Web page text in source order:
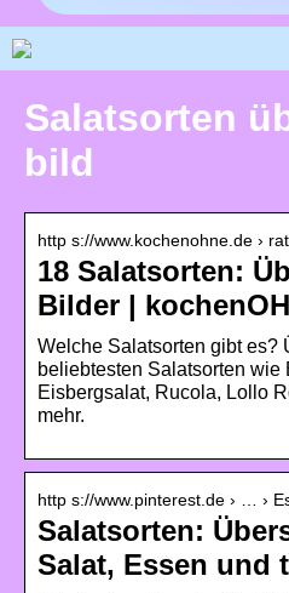
Salatsorten
bild
http s://www.kochenohne.de ›
18 Salatsorten:
Bilder |
Welche Salatsorten gibt es?
beliebtesten Salatsorten wie
Eisbergsalat, Rucola, Lollo
mehr.
http s://www.pinterest.de › … ›
Salatsorten:
Salat, Essen und